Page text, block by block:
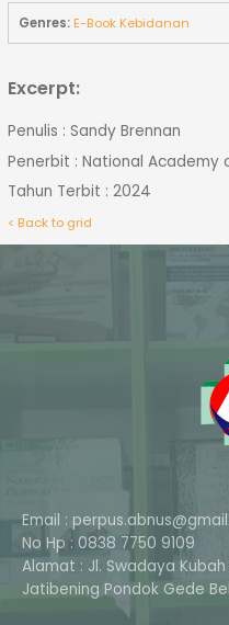
Genres:E-Book Kebidanan
Excerpt:
Penulis : Sandy Brennan
Penerbit : National Academy
Tahun Terbit : 2024
< Back to grid
Email :
No Hp : 0838 7750 9109
Alamat : Jl. Swadaya Kubah
Jatibening Pondok Gede